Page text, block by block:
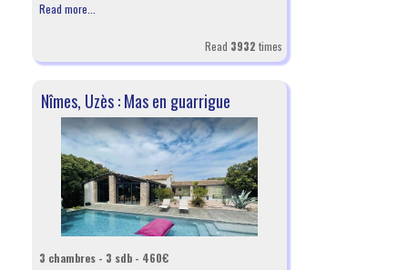
Read more...
Read 3932 times
Nîmes, Uzès : Mas en guarrigue
3 chambres - 3 sdb - 460€